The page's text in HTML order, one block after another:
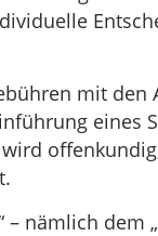
mit den
eines
– nämlich dem